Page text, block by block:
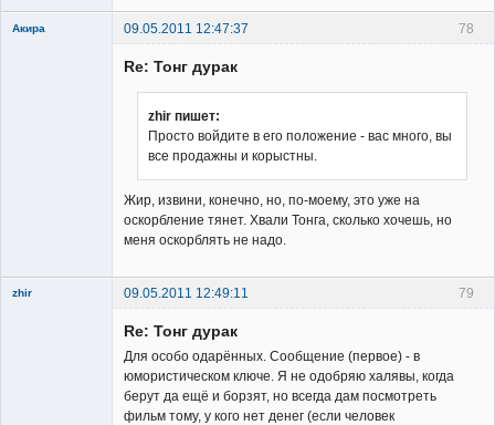
78
Акира 09.05.2011 12:47:37
Re: Тонг дурак
zhir пишет:
Просто войдите в его положение - вас много, вы
все продажны и корыстны.
Жир, извини, конечно, но, по-моему, это уже на
оскорбление тянет. Хвали Тонга, сколько хочешь, но
меня оскорблять не надо.
79
zhir
09.05.2011 12:49:11
Re: Тонг дурак
Для особо одарённых. Сообщение (первое) - в
юмористическом ключе. Я не одобряю халявы, когда
берут да ещё и борзят, но всегда дам посмотреть
фильм тому, у кого нет денег (если человек